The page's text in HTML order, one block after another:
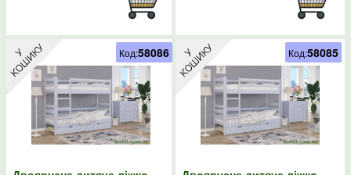
Код:58086 Код:58085